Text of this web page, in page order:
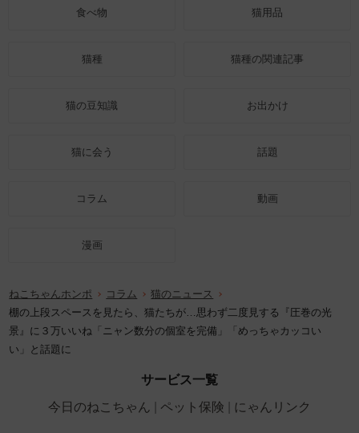
食べ物 猫用品
猫種 猫種の関連記事
猫の豆知識 お出かけ
猫に会う 話題
コラム 動画
漫画
ねこちゃんホンポ コラム
猫のニュース
棚の上段スペースを見たら、猫たちが…思わず二度見する『圧巻の光
景』に３万いいね「ニャン数分の個室を完備」「めっちゃカッコい
い」と話題に
サービス一覧
今日のねこちゃん
ペット保険 にゃんリンク